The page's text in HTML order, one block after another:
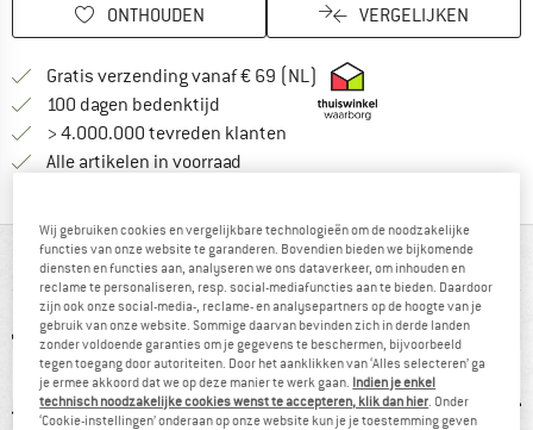
ONTHOUDEN VERGELIJKEN
Gratis verzending vanaf € 69 (NL) Vind hier de
100 dagen bedenktijd Vind de betalingsinformatie hier!
> 4.000.000 tevreden klanten
Alle artikelen in voorraad
IN EEN OOGOPSLAG
Wij gebruiken cookies en vergelijkbare technologieën om de noodzakelijke
functies van onze website te garanderen. Bovendien bieden we bijkomende
diensten en functies aan, analyseren we ons dataverkeer, om inhouden en
reclame te personaliseren, resp. social-mediafuncties aan te bieden. Daardoor
zijn ook onze social-media-, reclame- en analysepartners op de hoogte van je
gebruik van onze website. Sommige daarvan bevinden zich in derde landen
zonder voldoende garanties om je gegevens te beschermen, bijvoorbeeld
tegen toegang door autoriteiten. Door het aanklikken van ‘Alles selecteren’ ga
je ermee akkoord dat we op deze manier te werk gaan. Indien je enkel
technisch noodzakelijke cookies wenst te accepteren, klik dan hier. Onder
‘Cookie-instellingen’ onderaan op onze website kun je je toestemming geven